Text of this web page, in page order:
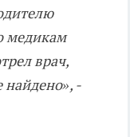
медикам
врач,
найдено», -